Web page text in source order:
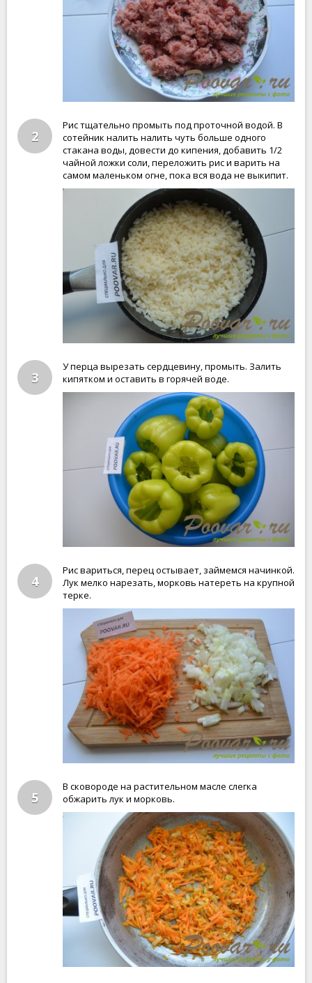
2
Рис тщательно промыть под проточной водой. В
сотейник налить налить чуть больше одного
стакана воды, довести до кипения, добавить 1/2
чайной ложки соли, переложить рис и варить на
самом маленьком огне, пока вся вода не выкипит.
3
У перца вырезать сердцевину, промыть. Залить
кипятком и оставить в горячей воде.
4
Рис вариться, перец остывает, займемся начинкой.
Лук мелко нарезать, морковь натереть на крупной
терке.
5
В сковороде на растительном масле слегка
обжарить лук и морковь.